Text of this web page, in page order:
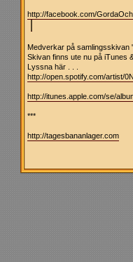
http://facebook.com/
Medverkar på samlingsskivan
Skivan finns ute nu på iTunes
Lyssna här . . .
http://open.spotify.com/artist/
http://itunes.apple.com/se/
***
http://tagesbananlager.com